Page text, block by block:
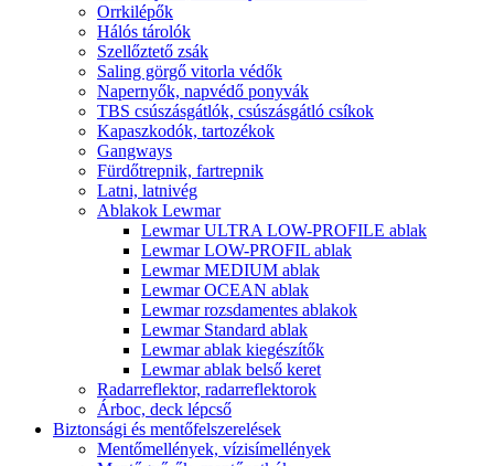
Orrkilépők
Hálós tárolók
Szellőztető zsák
Saling görgő vitorla védők
Napernyők, napvédő ponyvák
TBS csúszásgátlók, csúszásgátló csíkok
Kapaszkodók, tartozékok
Gangways
Fürdőtrepnik, fartrepnik
Latni, latnivég
Ablakok Lewmar
Lewmar ULTRA LOW-PROFILE ablak
Lewmar LOW-PROFIL ablak
Lewmar MEDIUM ablak
Lewmar OCEAN ablak
Lewmar rozsdamentes ablakok
Lewmar Standard ablak
Lewmar ablak kiegészítők
Lewmar ablak belső keret
Radarreflektor, radarreflektorok
Árboc, deck lépcső
Biztonsági és mentőfelszerelések
Mentőmellények, vízisímellények